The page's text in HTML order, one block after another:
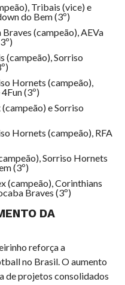
Tribais (vice) e
do Bem (3º)
Braves (campeão), AEVa
(campeão), Sorriso
Hornets (campeão),
(3º)
(campeão) e Sorriso
Hornets (campeão), RFA
Sorriso Hornets
(3º)
(campeão), Corinthians
Braves (3º)
DA
reforça a
no Brasil. O aumento
de projetos consolidados